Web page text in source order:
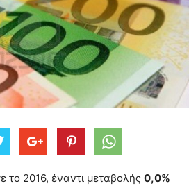
το 2016, έναντι μεταβολής 0,0%